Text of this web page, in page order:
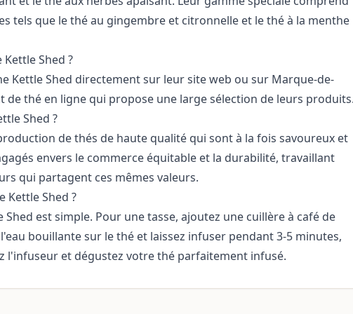
tels que le thé au gingembre et citronnelle et le thé à la menthe
Shed ?
Kettle Shed directement sur leur site web ou sur Marque-de-
de thé en ligne qui propose une large sélection de leurs
Shed ?
de thés de haute qualité qui sont à la fois savoureux et
envers le commerce équitable et la durabilité, travaillant
qui partagent ces mêmes valeurs.
Kettle Shed ?
est simple. Pour une tasse, ajoutez une cuillère à café de
bouillante sur le thé et laissez infuser pendant 3-5 minutes,
l'infuseur et dégustez votre thé parfaitement infusé.